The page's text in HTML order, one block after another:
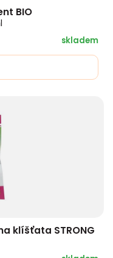
BIO
skladem
klíšťata STRONG